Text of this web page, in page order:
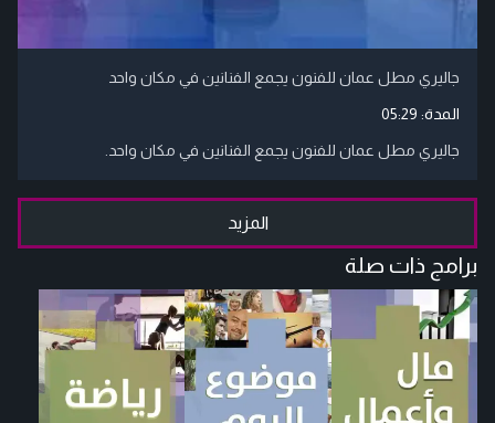
جاليري مطل عمان للفنون يجمع الفنانين في مكان واحد
المدة: 05:29
جاليري مطل عمان للفنون يجمع الفنانين في مكان واحد.
المزيد
برامج ذات صلة